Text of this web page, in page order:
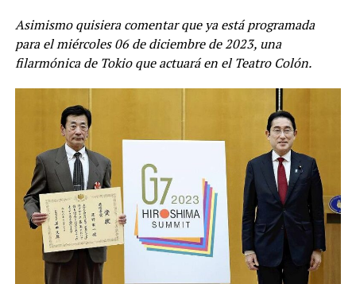
Asimismo quisiera comentar que ya está programada
para el miércoles 06 de diciembre de 2023, una
filarmónica de Tokio que actuará en el Teatro Colón.